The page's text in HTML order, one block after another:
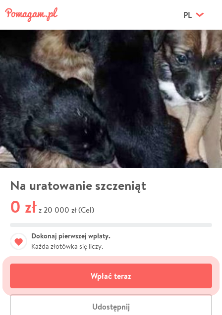
PL
Na uratowanie szczeniąt
0 zł z 20 000 zł (Cel)
Dokonaj pierwszej wpłaty.
Każda złotówka się liczy.
Wpłać teraz
Udostępnij